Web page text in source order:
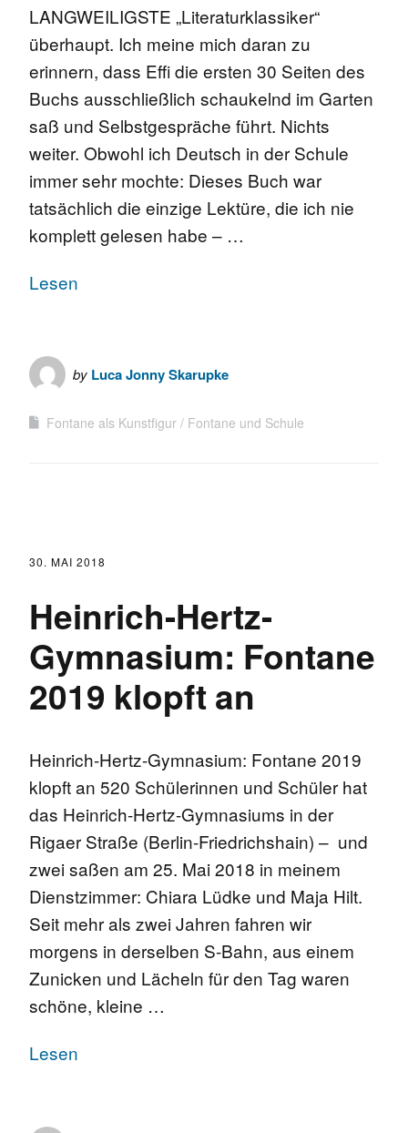
LANGWEILIGSTE „Literaturklassiker“
überhaupt. Ich meine mich daran zu
erinnern, dass Effi die ersten 30 Seiten des
Buchs ausschließlich schaukelnd im Garten
saß und Selbstgespräche führt. Nichts
weiter. Obwohl ich Deutsch in der Schule
immer sehr mochte: Dieses Buch war
tatsächlich die einzige Lektüre, die ich nie
komplett gelesen habe – …
Lesen
by Luca Jonny Skarupke
Fontane als Kunstfigur Fontane und Schule
30. MAI 2018
Heinrich-Hertz-
Gymnasium: Fontane
2019 klopft an
Heinrich-Hertz-Gymnasium: Fontane 2019
klopft an 520 Schülerinnen und Schüler hat
das Heinrich-Hertz-Gymnasiums in der
Rigaer Straße (Berlin-Friedrichshain) – und
zwei saßen am 25. Mai 2018 in meinem
Dienstzimmer: Chiara Lüdke und Maja Hilt.
Seit mehr als zwei Jahren fahren wir
morgens in derselben S-Bahn, aus einem
Zunicken und Lächeln für den Tag waren
schöne, kleine …
Lesen